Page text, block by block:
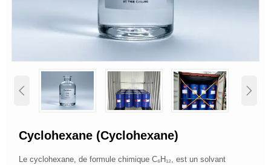
 
Cyclohexane (cyclohexane)
Le cyclohexane, de formule chimique C₆H₁₂, est un solvant